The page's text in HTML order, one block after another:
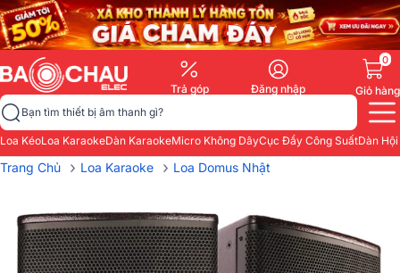
Trả góp Đăng nhập
0
Giỏ hàng
Bạn tìm thiết bị âm thanh gì?
Loa KéoLoa KaraokeDàn KaraokeMicro Không DâyCục Đẩy Công SuấtDàn
Trang Chủ › Loa Karaoke › Loa Domus Nhật